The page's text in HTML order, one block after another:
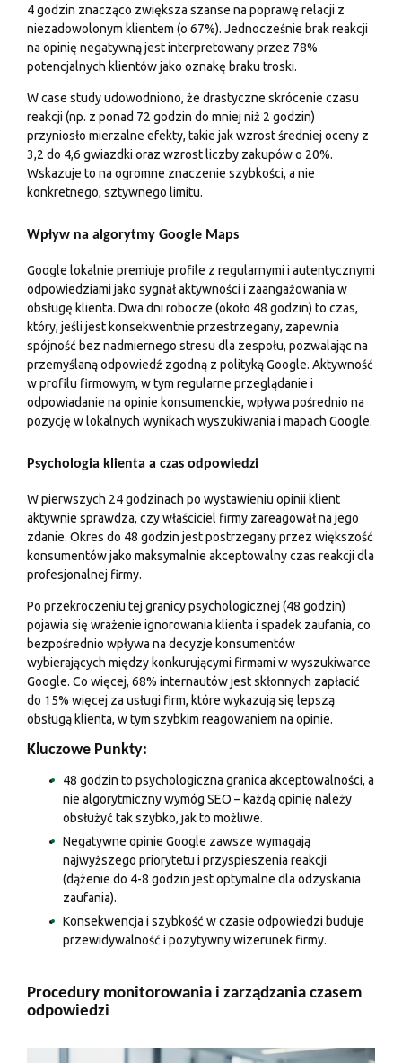
4 godzin znacząco zwiększa szanse na poprawę relacji z
niezadowolonym klientem (o 67%). Jednocześnie brak reakcji
na opinię negatywną jest interpretowany przez 78%
potencjalnych klientów jako oznakę braku troski.
W case study udowodniono, że drastyczne skrócenie czasu
reakcji (np. z ponad 72 godzin do mniej niż 2 godzin)
przyniosło mierzalne efekty, takie jak wzrost średniej oceny z
3,2 do 4,6 gwiazdki oraz wzrost liczby zakupów o 20%.
Wskazuje to na ogromne znaczenie szybkości, a nie
konkretnego, sztywnego limitu.
Wpływ na algorytmy Google Maps
Google lokalnie premiuje profile z regularnymi i autentycznymi
odpowiedziami jako sygnał aktywności i zaangażowania w
obsługę klienta. Dwa dni robocze (około 48 godzin) to czas,
który, jeśli jest konsekwentnie przestrzegany, zapewnia
spójność bez nadmiernego stresu dla zespołu, pozwalając na
przemyślaną odpowiedź zgodną z polityką Google. Aktywność
w profilu firmowym, w tym regularne przeglądanie i
odpowiadanie na opinie konsumenckie, wpływa pośrednio na
pozycję w lokalnych wynikach wyszukiwania i mapach Google.
Psychologia klienta a czas odpowiedzi
W pierwszych 24 godzinach po wystawieniu opinii klient
aktywnie sprawdza, czy właściciel firmy zareagował na jego
zdanie. Okres do 48 godzin jest postrzegany przez większość
konsumentów jako maksymalnie akceptowalny czas reakcji dla
profesjonalnej firmy.
Po przekroczeniu tej granicy psychologicznej (48 godzin)
pojawia się wrażenie ignorowania klienta i spadek zaufania, co
bezpośrednio wpływa na decyzje konsumentów
wybierających między konkurującymi firmami w wyszukiwarce
Google. Co więcej, 68% internautów jest skłonnych zapłacić
do 15% więcej za usługi firm, które wykazują się lepszą
obsługą klienta, w tym szybkim reagowaniem na opinie.
Kluczowe Punkty:
48 godzin to psychologiczna granica akceptowalności, a
nie algorytmiczny wymóg SEO – każdą opinię należy
obsłużyć tak szybko, jak to możliwe.
Negatywne opinie Google zawsze wymagają
najwyższego priorytetu i przyspieszenia reakcji
(dążenie do 4-8 godzin jest optymalne dla odzyskania
zaufania).
Konsekwencja i szybkość w czasie odpowiedzi buduje
przewidywalność i pozytywny wizerunek firmy.
Procedury monitorowania i zarządzania czasem
odpowiedzi